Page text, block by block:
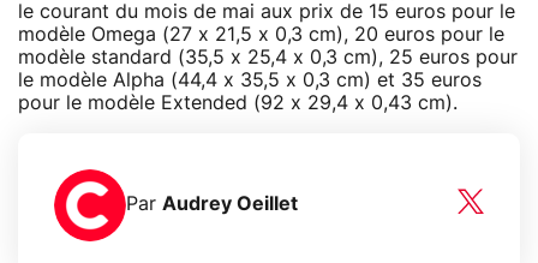
le courant du mois de mai aux prix de 15 euros pour le
modèle Omega (27 x 21,5 x 0,3 cm), 20 euros pour le
modèle standard (35,5 x 25,4 x 0,3 cm), 25 euros pour
le modèle Alpha (44,4 x 35,5 x 0,3 cm) et 35 euros
pour le modèle Extended (92 x 29,4 x 0,43 cm).
Par Audrey Oeillet